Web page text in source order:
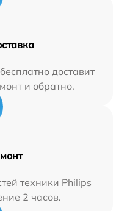
доставит
и обратно.
техники Philips
2 часов.